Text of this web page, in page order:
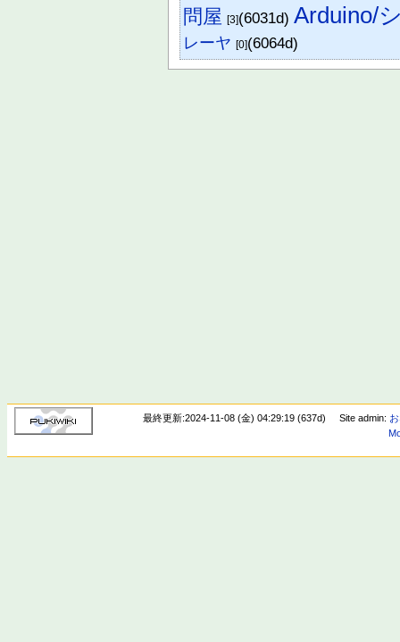
問屋 [3](6031d)Arduino/
レーヤ [0](6064d)
最終更新:2024-11-08 (金) 04:29:19 (637d) Site admin: